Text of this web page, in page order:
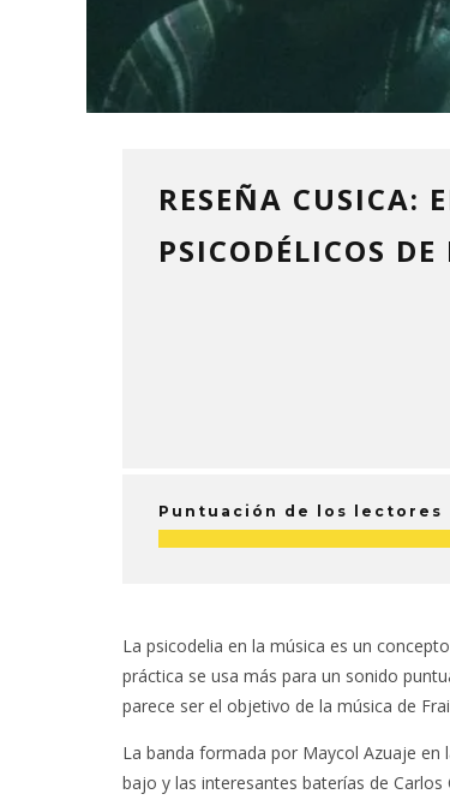
RESEÑA CUSICA:
PSICODÉLICOS DE
Puntuación de los lectores
La psicodelia en la música es un
práctica se usa más para un sonido
parece ser el objetivo de la música de
La banda formada por Maycol Azuaje en
bajo y las interesantes baterías de